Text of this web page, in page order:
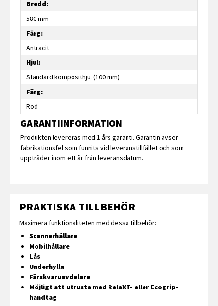
Bredd:
580 mm
Färg:
Antracit
Hjul:
Standard komposithjul (100 mm)
Färg:
Röd
GARANTIINFORMATION
Produkten levereras med 1 års garanti. Garantin avser
fabrikationsfel som funnits vid leveranstillfället och som
uppträder inom ett år från leveransdatum.
PRAKTISKA TILLBEHÖR
Maximera funktionaliteten med dessa tillbehör:
Scannerhållare
Mobilhållare
Lås
Underhylla
Färskvaruavdelare
Möjligt att utrusta med RelaXT- eller Ecogrip-
handtag